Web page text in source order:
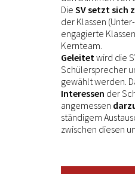
Die SV setzt sich
der Klassen
engagierte
Kernteam.
Geleitetwird die
Schülersprecher
gewählt werden.
Interessen der
angemessen
ständigem
zwischen diesen